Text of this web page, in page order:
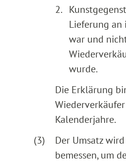
2.
Lieferung
war und
wurde.
Die Erklärung
Kalenderjahre.
(3)
Der Umsatz
bemessen, um